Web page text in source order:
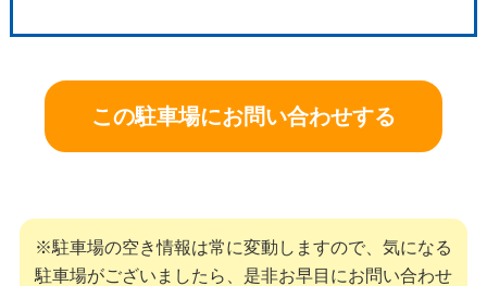
この駐車場にお問い合わせする
※駐車場の空き情報は常に変動しますので、気になる
駐車場がございましたら、是非お早目にお問い合わせ